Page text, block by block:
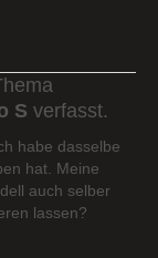
S verfasst.
habe dasselbe
hat. Meine
auch selber
lassen?